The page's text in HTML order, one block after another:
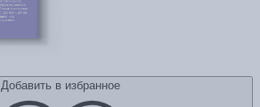
Добавить в избранное